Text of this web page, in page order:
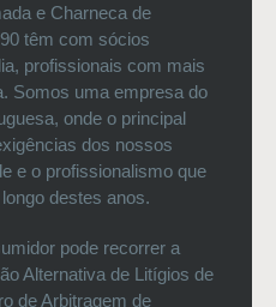
e Charneca de
têm com sócios
profissionais com mais
Somos uma empresa do
onde o principal
dos nossos
e o profissionalismo que
destes anos.
pode recorrer a
Alternativa de Litígios de
de Arbitragem de